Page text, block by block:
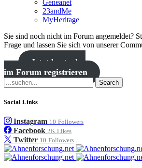
Geneanet
23andMe
MyHeritage
Sie sind noch nicht im Forum angemeldet?
Frage und lassen Sie sich von unserer
Jetzt kostenlos
im Forum registrieren
Search
Social Links
Instagram 10 Followers
Facebook 2K Likes
Twitter 10 Followers